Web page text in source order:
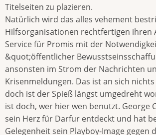
Titelseiten zu plazieren.
Natürlich wird das alles vehement
Hilfsorganisationen rechtfertigen ihren
Service für Promis mit der
&quot;öffentlicher
ansonsten im Strom der Nachrichten
Krisenmeldungen. Das ist an sich
doch ist der Spieß längst umgedreht
ist doch, wer hier wen benutzt. George
sein Herz für Darfur entdeckt und hat
Gelegenheit sein Playboy-Image gegen